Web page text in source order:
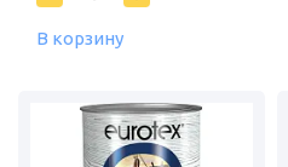
В корзину